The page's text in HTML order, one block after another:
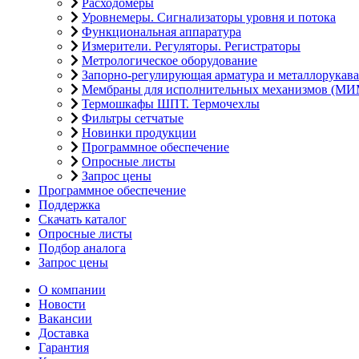
Расходомеры
Уровнемеры. Сигнализаторы уровня и потока
Функциональная аппаратура
Измерители. Регуляторы. Регистраторы
Метрологическое оборудование
Запорно-регулирующая арматура и металлорукава
Мембраны для исполнительных механизмов
Термошкафы ШПТ. Термочехлы
Фильтры сетчатые
Новинки продукции
Программное обеспечение
Опросные листы
Запрос цены
Программное обеспечение
Поддержка
Скачать каталог
Опросные листы
Подбор аналога
Запрос цены
О компании
Новости
Вакансии
Доставка
Гарантия